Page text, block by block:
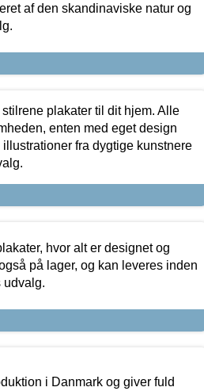
af den skandinaviske natur og
plakater til dit hjem. Alle
enten med eget design
fra dygtige kunstnere
hvor alt er designet og
på lager, og kan leveres inden
udvalg.
i Danmark og giver fuld